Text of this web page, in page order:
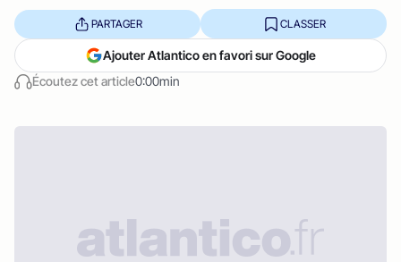
Écoutez cet article0:00min
PARTAGER CLASSER
Ajouter Atlantico en favori sur Google